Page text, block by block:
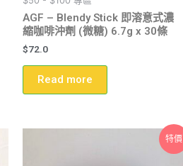
AGF – Blendy Stick 即溶意式濃
縮咖啡沖劑 (微糖) 6.7g x 30條
$72.0
Read more
特價